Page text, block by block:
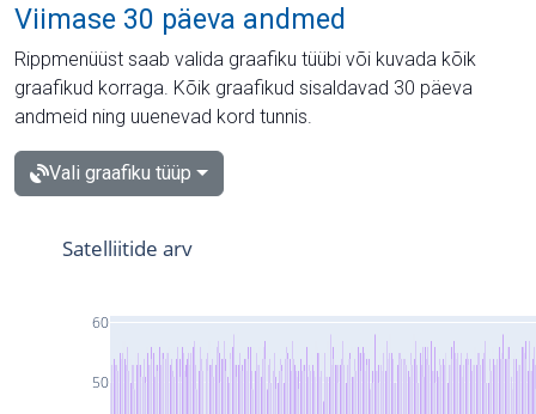
Viimase 30 päeva andmed
Rippmenüüst saab valida graafiku tüübi või kuvada kõik
graafikud korraga. Kõik graafikud sisaldavad 30 päeva
andmeid ning uuenevad kord tunnis.
Vali graafiku tüüp
50
60
Satelliitide arv